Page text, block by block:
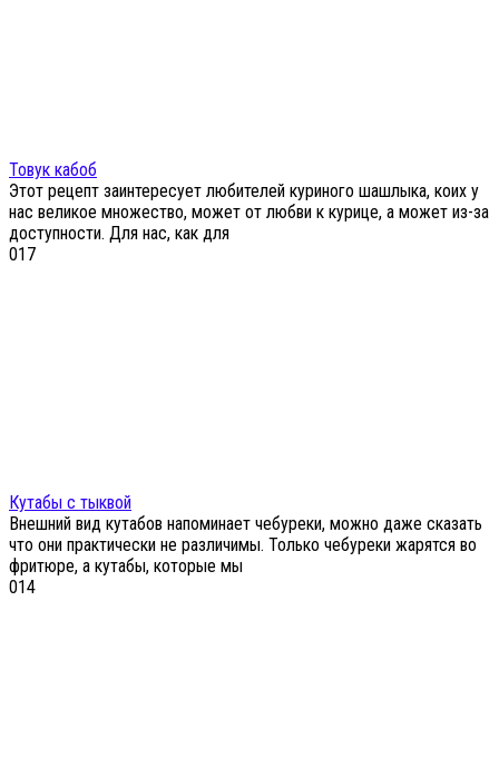
Товук кабоб
Этот рецепт заинтересует любителей куриного шашлыка, коих у
нас великое множество, может от любви к курице, а может из-за
доступности. Для нас, как для
017
Кутабы с тыквой
Внешний вид кутабов напоминает чебуреки, можно даже сказать
что они практически не различимы. Только чебуреки жарятся во
фритюре, а кутабы, которые мы
014